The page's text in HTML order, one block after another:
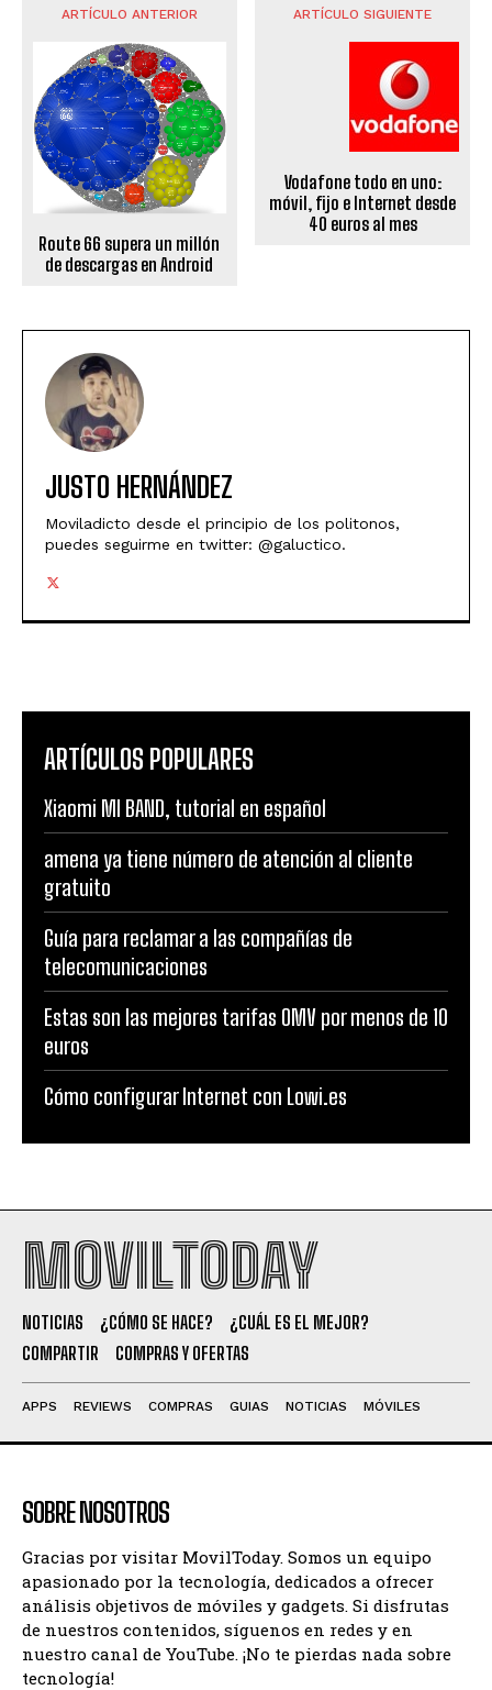
ARTÍCULO ANTERIOR
Route 66 supera un millón
de descargas en Android
ARTÍCULO SIGUIENTE
Vodafone todo en uno:
móvil, fijo e Internet desde
40 euros al mes
JUSTO HERNÁNDEZ
Moviladicto desde el principio de los politonos,
puedes seguirme en twitter: @galuctico.
ARTÍCULOS POPULARES
Xiaomi MI BAND, tutorial en español
amena ya tiene número de atención al cliente
gratuito
Guía para reclamar a las compañías de
telecomunicaciones
Estas son las mejores tarifas OMV por menos de 10
euros
Cómo configurar Internet con Lowi.es
MOVILTODAY
NOTICIAS ¿CÓMO SE HACE?
¿CUÁL ES EL MEJOR?
COMPARTIR
COMPRAS Y OFERTAS
APPS REVIEWS COMPRAS GUIAS NOTICIAS MÓVILES
SOBRE NOSOTROS
Gracias por visitar MovilToday. Somos un equipo
apasionado por la tecnología, dedicados a ofrecer
análisis objetivos de móviles y gadgets. Si disfrutas
de nuestros contenidos, síguenos en redes y en
nuestro canal de YouTube. ¡No te pierdas nada sobre
tecnología!